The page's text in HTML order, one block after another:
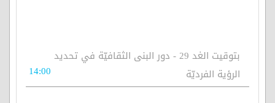
بتوقيت الغد 29 - دور البنى الثقافيّة في تحديد
الرؤية الفرديّة
14:00